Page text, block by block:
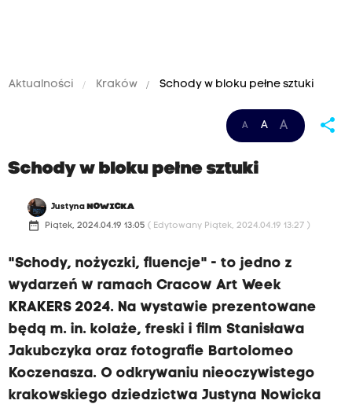
Aktualności Kraków Schody w bloku pełne sztuki
A A A share
Schody w bloku pełne sztuki
Justyna NOWICKA
date_range Piątek, 2024.04.19 13:05 ( Edytowany Piątek, 2024.04.19 13:27 )
"Schody, nożyczki, fluencje" - to jedno z
wydarzeń w ramach Cracow Art Week
KRAKERS 2024. Na wystawie prezentowane
będą m. in. kolaże, freski i film Stanisława
Jakubczyka oraz fotografie Bartolomeo
Koczenasza. O odkrywaniu nieoczywistego
krakowskiego dziedzictwa Justyna Nowicka